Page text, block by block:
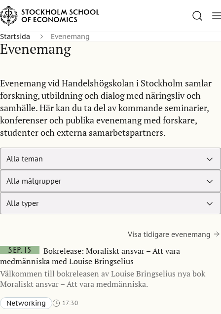
Startsida Evenemang
Evenemang
Evenemang vid Handelshögskolan i Stockholm samlar
forskning, utbildning och dialog med näringsliv och
samhälle. Här kan du ta del av kommande seminarier,
konferenser och publika evenemang med forskare,
studenter och externa samarbetspartners.
Visa tidigare evenemang
sep. 15
Bokrelease: Moraliskt ansvar – Att vara
medmänniska med Louise Bringselius
Välkommen till bokreleasen av Louise Bringselius nya bok
Moraliskt ansvar – Att vara medmänniska.
Networking
17:30